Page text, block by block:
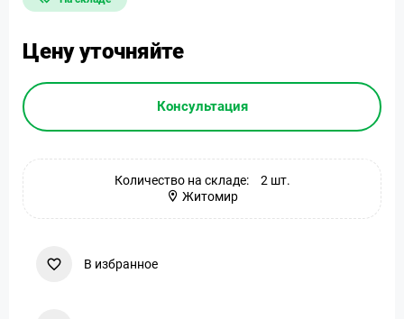
Цену уточняйте
Консультация
Количество на складе:
2 шт.
Житомир
В избранное